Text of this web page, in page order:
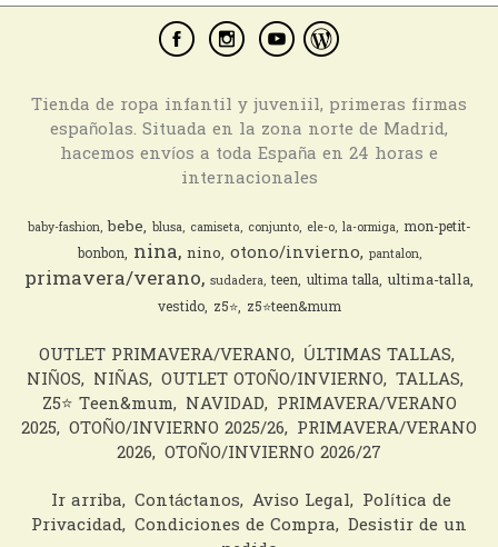
Tienda de ropa infantil y juveniil, primeras firmas
españolas. Situada en la zona norte de Madrid,
hacemos envíos a toda España en 24 horas e
internacionales
baby-fashion bebe blusa camiseta conjunto ele-o la-ormiga mon-petit-
bonbon nina nino otono/invierno pantalon
primavera/verano sudadera teen ultima talla ultima-talla
vestido z5⭐️ z5⭐️teen&mum
OUTLET PRIMAVERA/VERANO ÚLTIMAS TALLAS
NIÑOS NIÑAS OUTLET OTOÑO/INVIERNO TALLAS
Z5⭐️ Teen&mum NAVIDAD PRIMAVERA/VERANO
2025 OTOÑO/INVIERNO 2025/26 PRIMAVERA/VERANO
2026 OTOÑO/INVIERNO 2026/27
Ir arriba Contáctanos Aviso Legal Política de
Privacidad Condiciones de Compra Desistir de un